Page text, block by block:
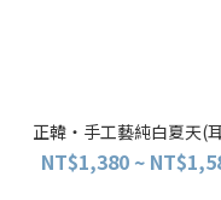
正韓・手工藝純白夏天(
NT$1,380 ~